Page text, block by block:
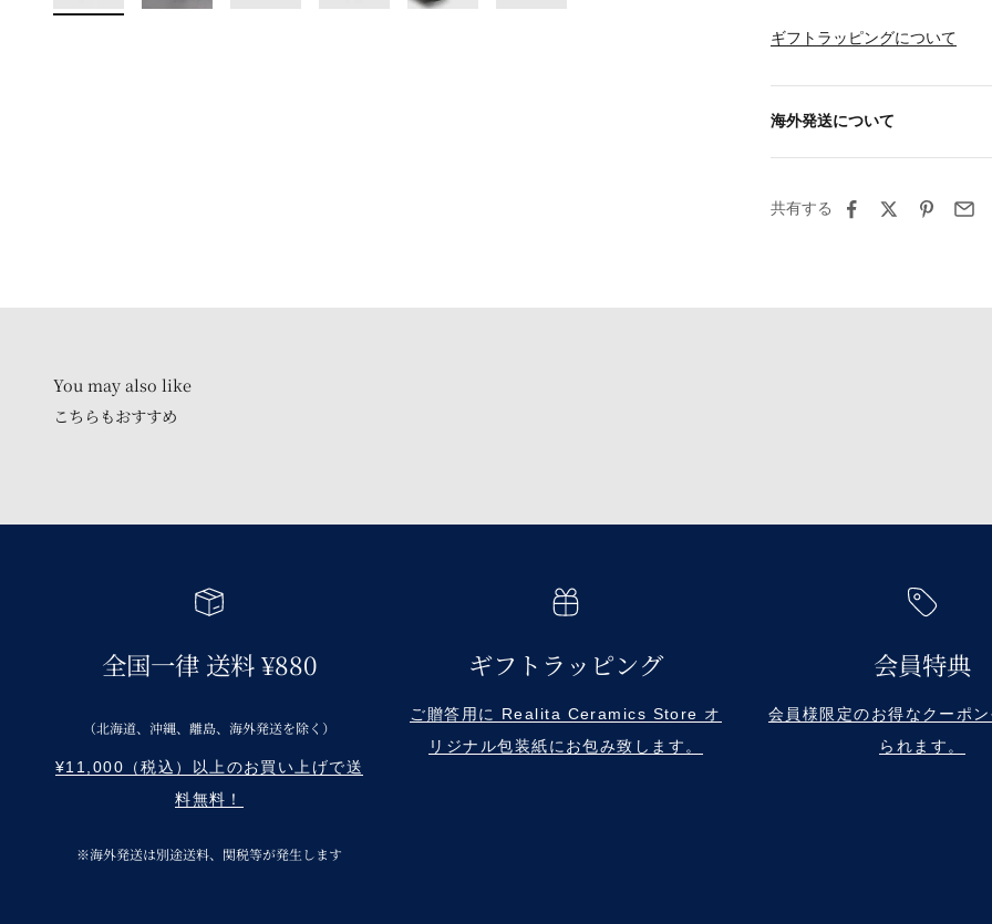
ギフトラッピングについて
海外発送について
共有する
こちらもおすすめ
全国一律 送料 ¥880
（北海道、沖縄、離島、海外発送を除く）
¥11,000（税込）以上のお買い上げで送
料無料！
※海外発送は別途送料、関税等が発生します
ギフトラッピング
ご贈答用に Realita Ceramics Store オ
リジナル包装紙にお包み致します。
会員特典
会員様限定のお得なクーポ
られます。